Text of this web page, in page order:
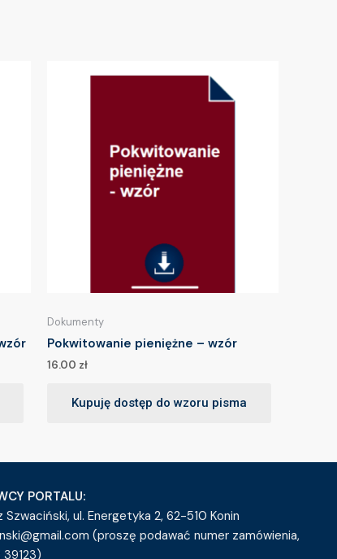
Dokumenty
Pokwitowanie pieniężne – wzór
16.00 zł
Kupuję dostęp do wzoru pisma
PORTALU:
Szwaciński, ul. Energetyka 2, 62-510 Konin
(proszę podawać numer zamówienia,
39123)